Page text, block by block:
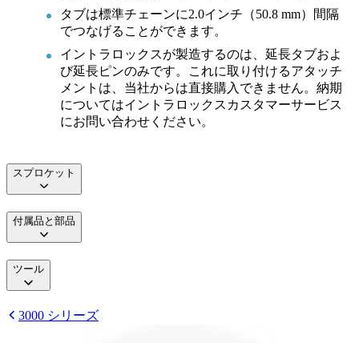
タブは標準チェーンに2.0インチ（50.8 mm）間隔
でつなげることができます。
イントラロックスが製造するのは、延長タブおよ
び延長ピンのみです。これに取り付けるアタッチ
メントは、当社からは直接購入できません。納期
についてはイントラロックスカスタマーサービス
にお問い合わせください。
スプロケット
付属品と部品
ツール
3000 シリーズ